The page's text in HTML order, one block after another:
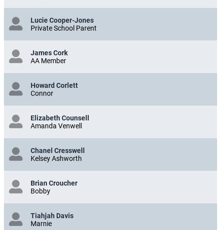
Lucie Cooper-Jones
Private School Parent
James Cork
AA Member
Howard Corlett
Connor
Elizabeth Counsell
Amanda Venwell
Chanel Cresswell
Kelsey Ashworth
Brian Croucher
Bobby
Tiahjah Davis
Marnie